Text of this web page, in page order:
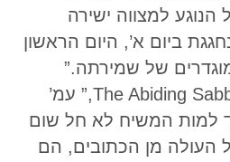
למצווה ישירה
ביום א’, היום הראשון
של שמירתה.”
(מתוך המאמר, “The Abiding Sabbath,” עמ’
למות המשיח לא חל שום
העולה מן הכתובים, הם